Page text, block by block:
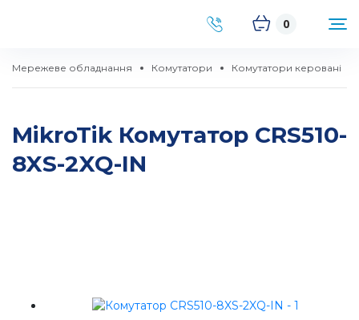
0
Мережеве обладнання Комутатори Комутатори керовані
MikroTik Комутатор CRS510-
8XS-2XQ-IN